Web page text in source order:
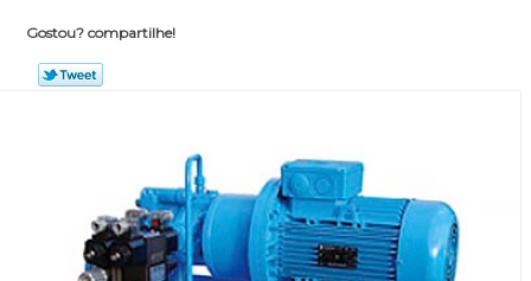
Gostou? compartilhe!